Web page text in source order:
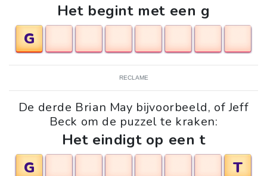
Het begint met een g
G
RECLAME
De derde Brian May bijvoorbeeld, of Jeff
Beck om de puzzel te kraken:
Het eindigt op een t
G
T